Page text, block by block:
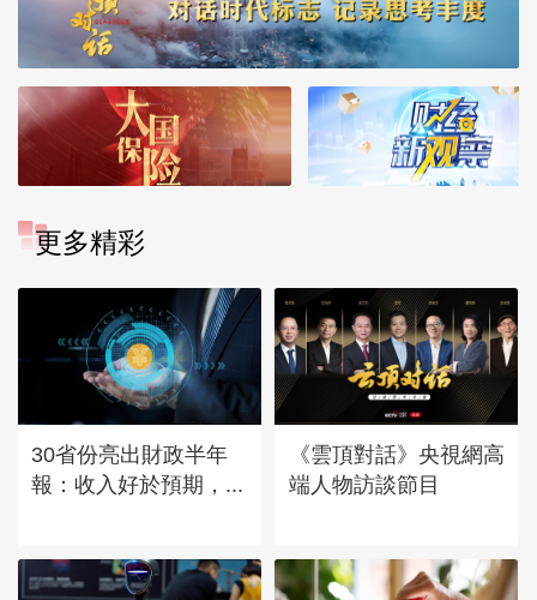
更多精彩
30省份亮出財政半年
報：收入好於預期，...
《雲頂對話》央視網高
端人物訪談節目